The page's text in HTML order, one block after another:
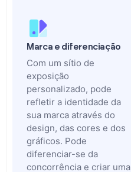
Marca e diferenciação
Com um sítio de
exposição
personalizado, pode
refletir a identidade da
sua marca através do
design, das cores e dos
gráficos. Pode
diferenciar-se da
concorrência e criar uma